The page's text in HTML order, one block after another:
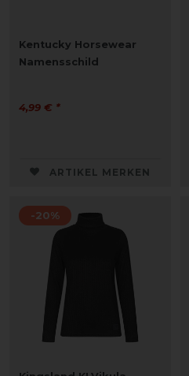
Kentucky Horsewear
Namensschild
4,99 € *
ARTIKEL MERKEN
-20%